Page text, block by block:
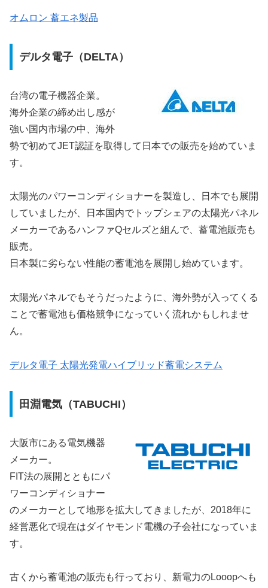
オムロン 蓄エネ製品
デルタ電子（DELTA）
台湾の電子機器企業。
海外企業の締め出し感が
強い国内市場の中、海外
勢で初めてJET認証を取得して日本での販売を始めていま
す。
太陽光のパワーコンディショナーを製造し、日本でも展開
していましたが、日本国内でトップシェアの太陽光パネル
メーカーであるハンファQセルズと組んで、蓄電池販売も
販売。
日本製に劣らない性能の蓄電池を展開し始めています。
太陽光パネルでもそうだったように、海外勢が入ってくる
ことで蓄電池も価格競争になっていく流れかもしれませ
ん。
デルタ電子 太陽光発電ハイブリッド蓄電システム
田淵電気（TABUCHI）
大阪市にある電気機器
メーカー。
FIT法の展開とともにパ
ワーコンディショナー
のメーカーとして地形を拡大してきましたが、2018年に
経営悪化で現在はダイヤモンド電機の子会社になっていま
す。
古くから蓄電池の販売も行っており、新電力のLooopへも